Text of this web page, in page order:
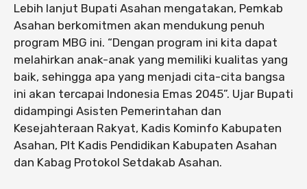
Lebih lanjut Bupati Asahan mengatakan, Pemkab
Asahan berkomitmen akan mendukung penuh
program MBG ini. “Dengan program ini kita dapat
melahirkan anak-anak yang memiliki kualitas yang
baik, sehingga apa yang menjadi cita-cita bangsa
ini akan tercapai Indonesia Emas 2045”. Ujar Bupati
didampingi Asisten Pemerintahan dan
Kesejahteraan Rakyat, Kadis Kominfo Kabupaten
Asahan, Plt Kadis Pendidikan Kabupaten Asahan
dan Kabag Protokol Setdakab Asahan.